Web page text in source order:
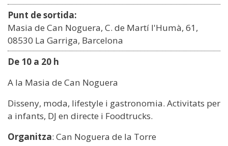
Punt de sortida:
Masia de Can Noguera, C. de Martí l'Humà, 61,
08530 La Garriga, Barcelona
De 10 a 20 h
A la Masia de Can Noguera
Disseny, moda, lifestyle i gastronomia. Activitats per
a infants, DJ en directe i Foodtrucks.
Organitza: Can Noguera de la Torre